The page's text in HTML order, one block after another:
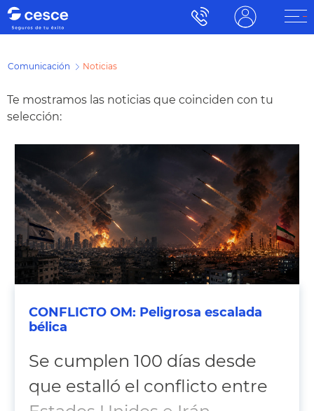
Comunicación Noticias
Te mostramos las noticias que coinciden con tu
selección:
CONFLICTO OM: Peligrosa escalada
bélica
Se cumplen 100 días desde
que estalló el conflicto entre